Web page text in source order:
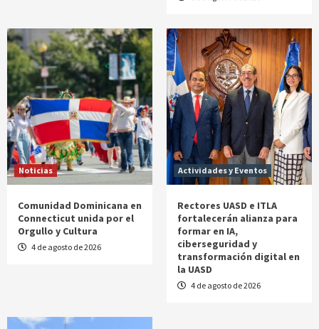
Noticias
Comunidad Dominicana en
Connecticut unida por el
Orgullo y Cultura
4 de agosto de 2026
Actividades y Eventos
Rectores UASD e ITLA
fortalecerán alianza para
formar en IA,
ciberseguridad y
transformación digital en
la UASD
4 de agosto de 2026